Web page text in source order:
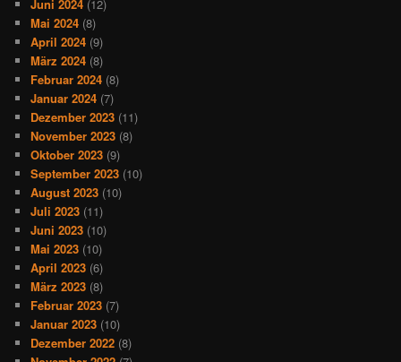
Juni 2024 (12)
Mai 2024 (8)
April 2024 (9)
März 2024 (8)
Februar 2024 (8)
Januar 2024 (7)
Dezember 2023 (11)
November 2023 (8)
Oktober 2023 (9)
September 2023 (10)
August 2023 (10)
Juli 2023 (11)
Juni 2023 (10)
Mai 2023 (10)
April 2023 (6)
März 2023 (8)
Februar 2023 (7)
Januar 2023 (10)
Dezember 2022 (8)